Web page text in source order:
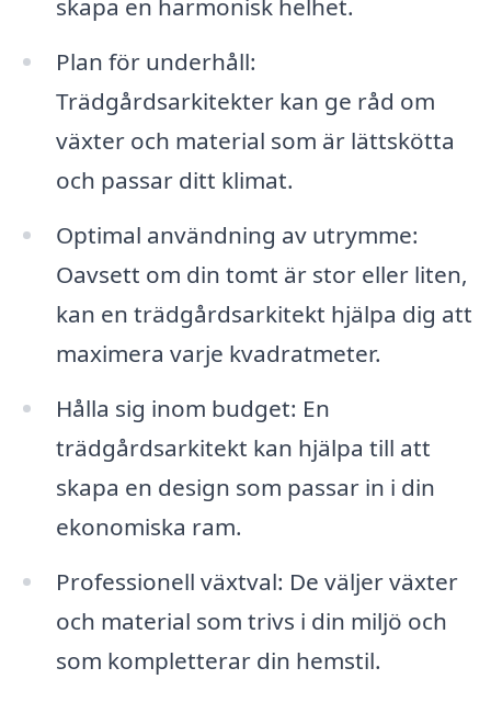
skapa en harmonisk helhet.
Plan för underhåll:
Trädgårdsarkitekter kan ge råd om
växter och material som är lättskötta
och passar ditt klimat.
Optimal användning av utrymme:
Oavsett om din tomt är stor eller liten,
kan en trädgårdsarkitekt hjälpa dig att
maximera varje kvadratmeter.
Hålla sig inom budget: En
trädgårdsarkitekt kan hjälpa till att
skapa en design som passar in i din
ekonomiska ram.
Professionell växtval: De väljer växter
och material som trivs i din miljö och
som kompletterar din hemstil.